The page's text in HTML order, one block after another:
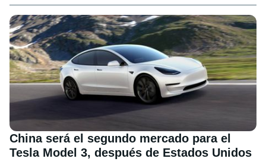
China será el segundo mercado para el
Tesla Model 3, después de Estados Unidos